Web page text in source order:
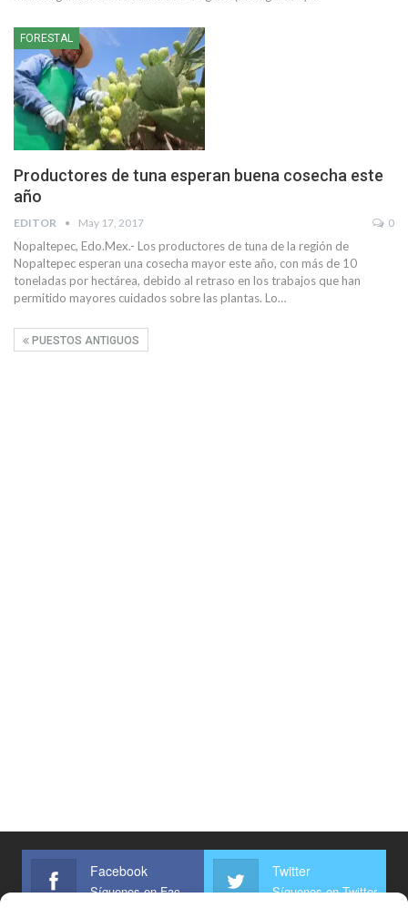
FORESTAL
Productores de tuna esperan buena cosecha este
año
EDITOR May 17, 2017 0
Nopaltepec, Edo.Mex.- Los productores de tuna de la región de
Nopaltepec esperan una cosecha mayor este año, con más de 10
toneladas por hectárea, debido al retraso en los trabajos que han
permitido mayores cuidados sobre las plantas. Lo…
PUESTOS ANTIGUOS
Facebook
Síguenos en Facebook
Twitter
Síguenos en Twitter